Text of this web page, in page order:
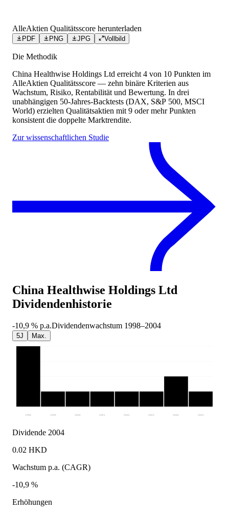
AlleAktien Qualitätsscore herunterladen
PDF PNG JPG Vollbild
Die Methodik
China Healthwise Holdings Ltd erreicht 4 von 10 Punkten im
AlleAktien Qualitätsscore — zehn binäre Kriterien aus
Wachstum, Risiko, Rentabilität und Bewertung. In drei
unabhängigen 50-Jahres-Backtests (DAX, S&P 500, MSCI
World) erzielten Qualitätsaktien mit 9 oder mehr Punkten
konsistent die doppelte Marktrendite.
Zur wissenschaftlichen Studie
China Healthwise Holdings Ltd
Dividendenhistorie
-10,9 % p.a.Dividendenwachstum 1998–2004
5J Max.
1998 1999 2000 2001 2002 2003 2004 2005
Dividende 2004
0.02 HKD
Wachstum p.a. (CAGR)
-10,9 %
Erhöhungen